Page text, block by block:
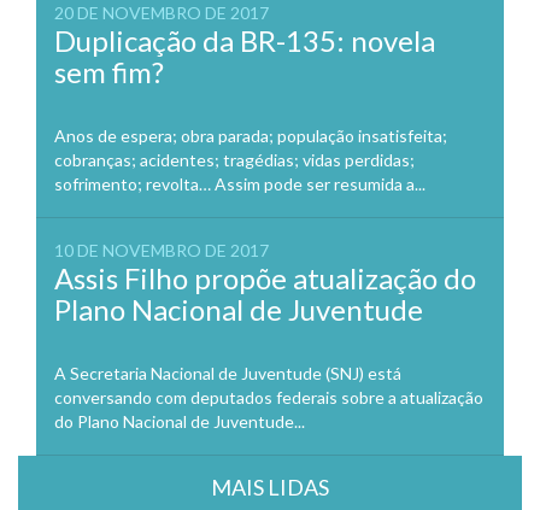
20 DE NOVEMBRO DE 2017
Duplicação da BR-135: novela
sem fim?
Anos de espera; obra parada; população insatisfeita;
cobranças; acidentes; tragédias; vidas perdidas;
sofrimento; revolta… Assim pode ser resumida a...
10 DE NOVEMBRO DE 2017
Assis Filho propõe atualização do
Plano Nacional de Juventude
A Secretaria Nacional de Juventude (SNJ) está
conversando com deputados federais sobre a atualização
do Plano Nacional de Juventude...
MAIS LIDAS